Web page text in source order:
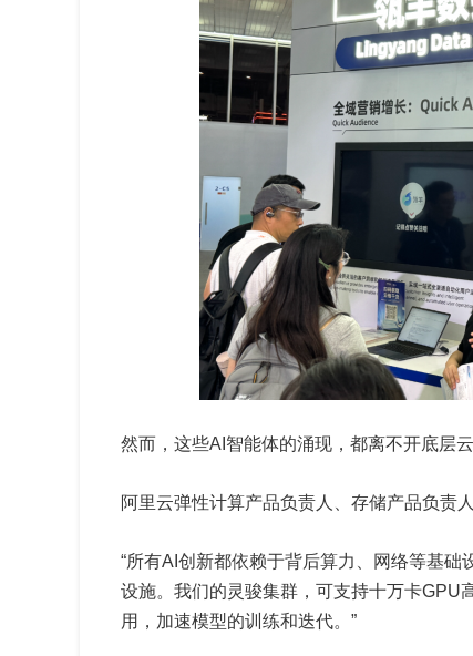
然而，这些AI智能体的涌现，都离不开底层
阿里云弹性计算产品负责人、存储产品负责
“所有AI创新都依赖于背后算力、网络等基
设施。我们的灵骏集群，可支持十万卡GPU
用，加速模型的训练和迭代。”